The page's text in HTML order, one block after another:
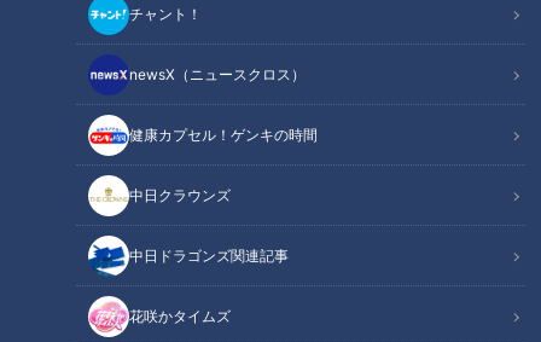
チャント！
newsX（ニュースクロス）
健康カプセル！ゲンキの時間
中日クラウンズ
中日ドラゴンズ関連記事
花咲かタイムズ
き」の作り方【キユーピー３分クッキン
グ】
2024/02/06 18:00